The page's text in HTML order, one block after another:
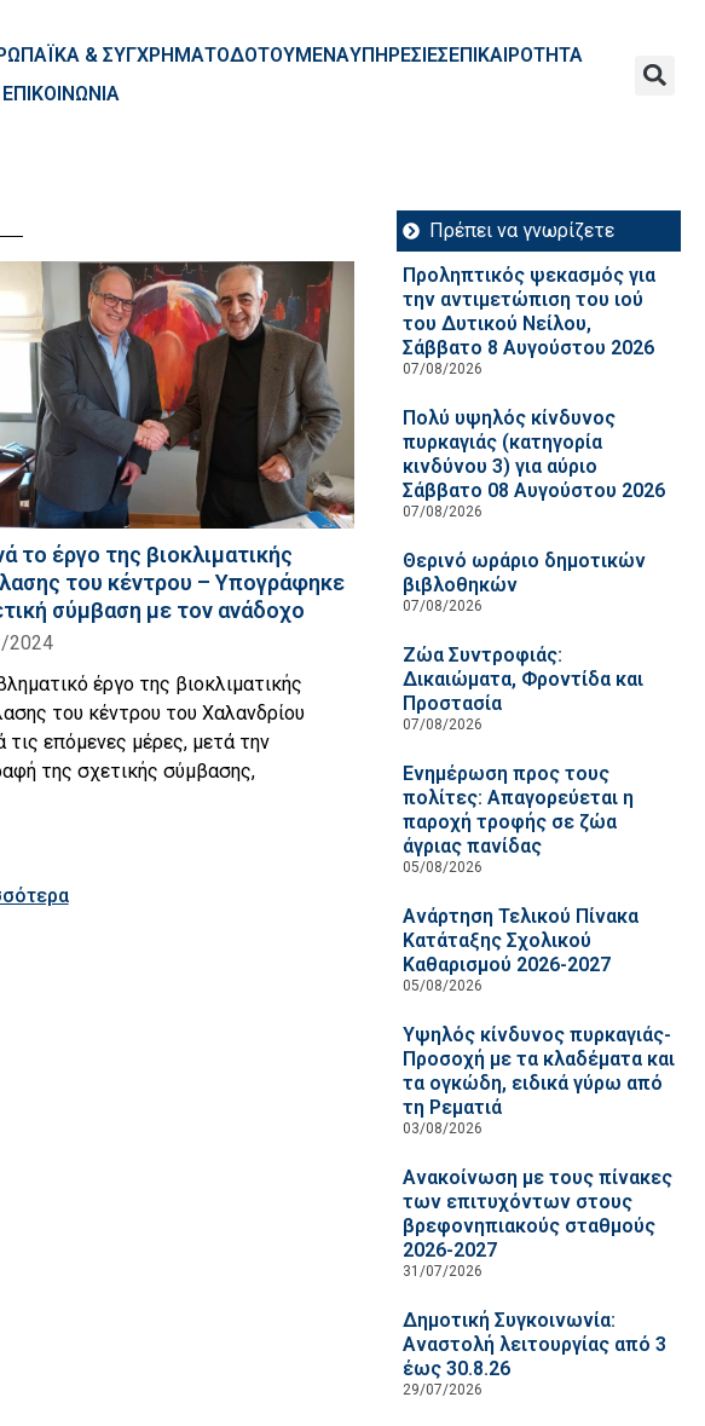
& ΣΥΓΧΡΗΜΑΤΟΔΟΤΟΥΜΕΝΑΥΠΗΡΕΣΙΕΣΕΠΙΚΑΙΡΟΤΗΤΑ
ΕΠΙΚΟΙΝΩΝΙΑ
το έργο της βιοκλιματικής
του κέντρου – Υπογράφηκε
σύμβαση με τον ανάδοχο
2024
έργο της βιοκλιματικής
του κέντρου του Χαλανδρίου
τις επόμενες μέρες, μετά την
της σχετικής σύμβασης,
Πρέπει να γνωρίζετε
Προληπτικός ψεκασμός για
την αντιμετώπιση του ιού
του Δυτικού Νείλου,
Σάββατο 8 Αυγούστου 2026
07/08/2026
Πολύ υψηλός κίνδυνος
πυρκαγιάς (κατηγορία
κινδύνου 3) για αύριο
Σάββατο 08 Αυγούστου 2026
07/08/2026
Θερινό ωράριο δημοτικών
βιβλοθηκών
07/08/2026
Ζώα Συντροφιάς:
Δικαιώματα, Φροντίδα και
Προστασία
07/08/2026
Ενημέρωση προς τους
πολίτες: Απαγορεύεται η
παροχή τροφής σε ζώα
άγριας πανίδας
05/08/2026
Ανάρτηση Τελικού Πίνακα
Κατάταξης Σχολικού
Καθαρισμού 2026-2027
05/08/2026
Υψηλός κίνδυνος πυρκαγιάς-
Προσοχή με τα κλαδέματα και
τα ογκώδη, ειδικά γύρω από
τη Ρεματιά
03/08/2026
Ανακοίνωση με τους πίνακες
των επιτυχόντων στους
βρεφονηπιακούς σταθμούς
2026-2027
31/07/2026
Δημοτική Συγκοινωνία:
Αναστολή λειτουργίας από 3
έως 30.8.26
29/07/2026